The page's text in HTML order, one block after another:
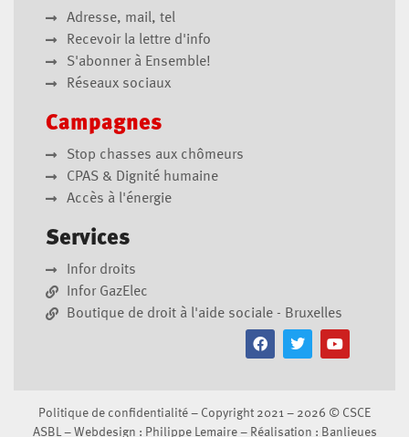
Adresse, mail, tel
Recevoir la lettre d'info
S'abonner à Ensemble!
Réseaux sociaux
Campagnes
Stop chasses aux chômeurs
CPAS & Dignité humaine
Accès à l'énergie
Services
Infor droits
Infor GazElec
Boutique de droit à l'aide sociale - Bruxelles
Politique de confidentialité – Copyright 2021 – 2026 © CSCE
ASBL– Webdesign : Philippe Lemaire– Réalisation : Banlieues